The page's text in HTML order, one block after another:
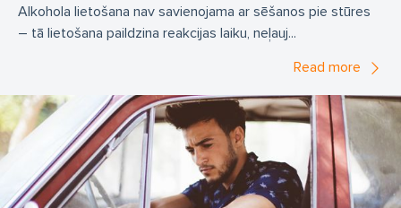
Alkohola lietošana nav savienojama ar sēšanos pie stūres
– tā lietošana paildzina reakcijas laiku, neļauj...
Read more